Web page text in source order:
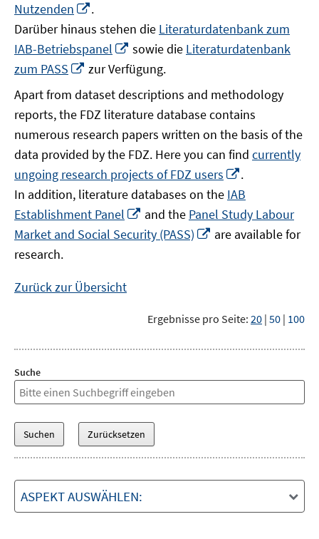
Nutzenden
neuem
Fenster
öffnen
.
Darüber hinaus stehen die Literaturdatenbank zum
IAB-Betriebspanel
In
neuem
Fenster
öffnen
sowie die Literaturdatenbank
zum PASS
In
Fenster
öffnen
zur Verfügung.
Apart from dataset descriptions and methodology
reports, the FDZ literature database contains
numerous research papers written on the basis of the
data provided by the FDZ. Here you can find currently
ungoing research projects of FDZ users
neuem
Fenster
öffnen
.
In addition, literature databases on the IAB
Establishment Panel
In
neuem
Fenster
and the Panel Study Labour
Market and Social Security (PASS)
In
are available for
research.
Zurück zur Übersicht
Ergebnisse pro Seite: 20 | 50 | 100
Suche
ASPEKT AUSWÄHLEN: